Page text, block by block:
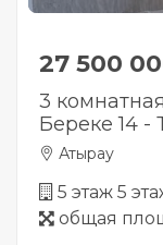
27 500
3
Береке 14 -
Атырау
5 этаж 5
общая